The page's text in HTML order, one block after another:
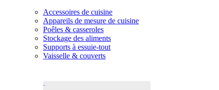
Accessoires de cuisine
Appareils de mesure de cuisine
Poêles & casseroles
Stockage des aliments
Supports à essuie-tout
Vaisselle & couverts